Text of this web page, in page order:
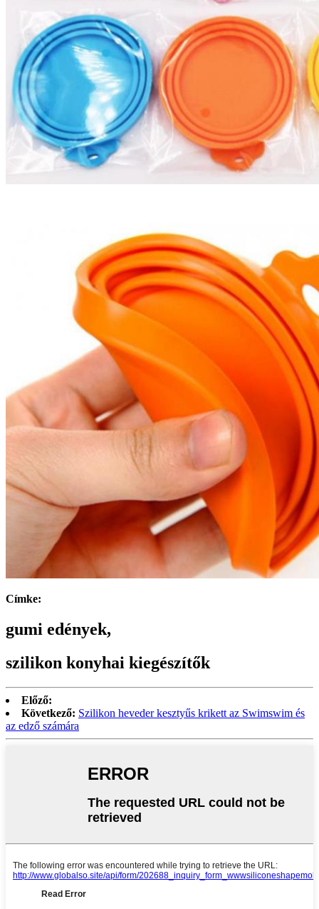
Címke:
gumi edények,
szilikon konyhai kiegészítők
Előző:
Következő: Szilikon heveder kesztyűs krikett az Swimswim és
az edző számára